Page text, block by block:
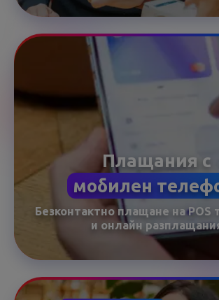
Плащания с
мобилен
Безконтактно плащане на POS
и онлайн